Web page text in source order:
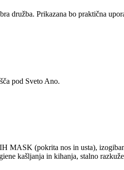
družba. Prikazana bo praktična
pod Sveto Ano.
(pokrita nos in usta),
kašljanja in kihanja, stalno